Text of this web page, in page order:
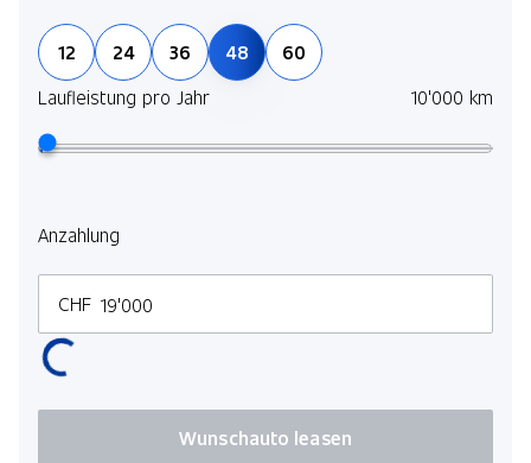
Pack Fahrassistenz Plus
Pack Park mit Rückfahrkamera
Pack Winter
Pack Innenraum-Licht
12 24 36 48
60
Laufleistung pro Jahr
10'000 km
Anzahlung
CHF
Wunschauto leasen